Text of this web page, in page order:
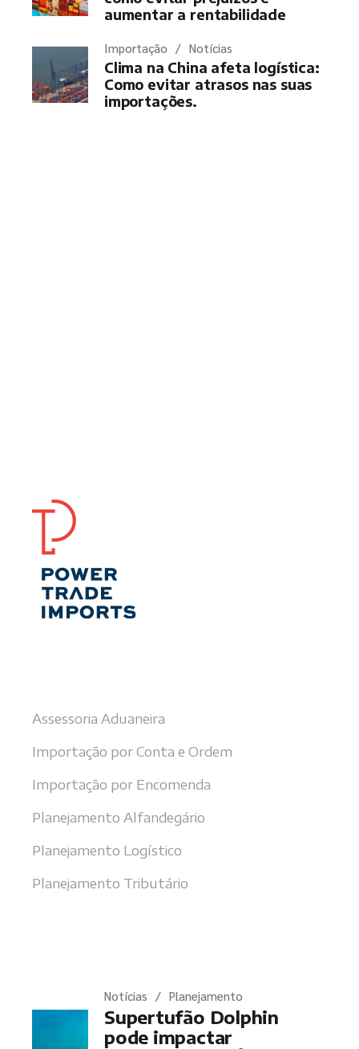
aumentar a rentabilidade
Importação Notícias
Clima na China afeta logística:
Como evitar atrasos nas suas
importações.
Assessoria Aduaneira
Importação por Conta e Ordem
Importação por Encomenda
Planejamento Alfandegário
Planejamento Logístico
Planejamento Tributário
Notícias Planejamento
Supertufão Dolphin
pode impactar